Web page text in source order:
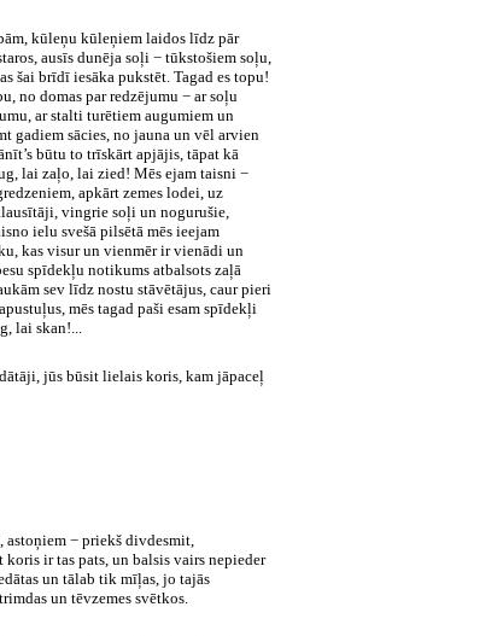
kūleņu kūleņiem laidos līdz pār
ausīs dunēja soļi − tūkstošiem soļu,
šai brīdī iesāka pukstēt. Tagad es topu!
no domas par redzējumu − ar soļu
ar stalti turētiem augumiem un
gadiem sācies, no jauna un vēl arvien
būtu to trīskārt apjājis, tāpat kā
lai zaļo, lai zied! Mēs ejam taisni −
apkārt zemes lodei, uz
vingrie soļi un nogurušie,
ielu svešā pilsētā mēs ieejam
kas visur un vienmēr ir vienādi un
spīdekļu notikums atbalsots zaļā
sev līdz nostu stāvētājus, caur pieri
mēs tagad paši esam spīdekļi
lai skan!...
jūs būsit lielais koris, kam jāpaceļ
astoņiem − priekš divdesmit,
ir tas pats, un balsis vairs nepieder
un tālab tik mīļas, jo tajās
un tēvzemes svētkos.